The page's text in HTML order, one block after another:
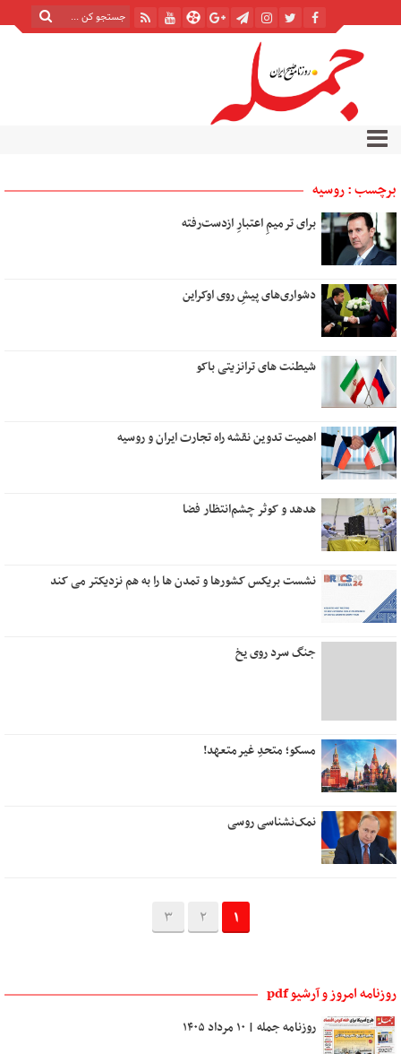
برچسب : روسیه
برای ترمیمِ اعتبارِ ازدست‌رفته
دشواری‌های پیشِ روی اوکراین
شیطنت های ترانزیتی باکو
اهمیت تدوین نقشه راه تجارت ایران و روسیه
هدهد و کوثر چشم‌انتظار فضا
نشست بریکس کشورها و تمدن ها را به هم نزدیکتر می کند
جنگ سرد روی یخ
مسکو؛ متحدِ غیرمتعهد!
نمک‌نشناسی روسی
1
2
3
روزنامه امروز و آرشیو pdf
روزنامه جمله | ۱۰ مرداد ۱۴۰۵